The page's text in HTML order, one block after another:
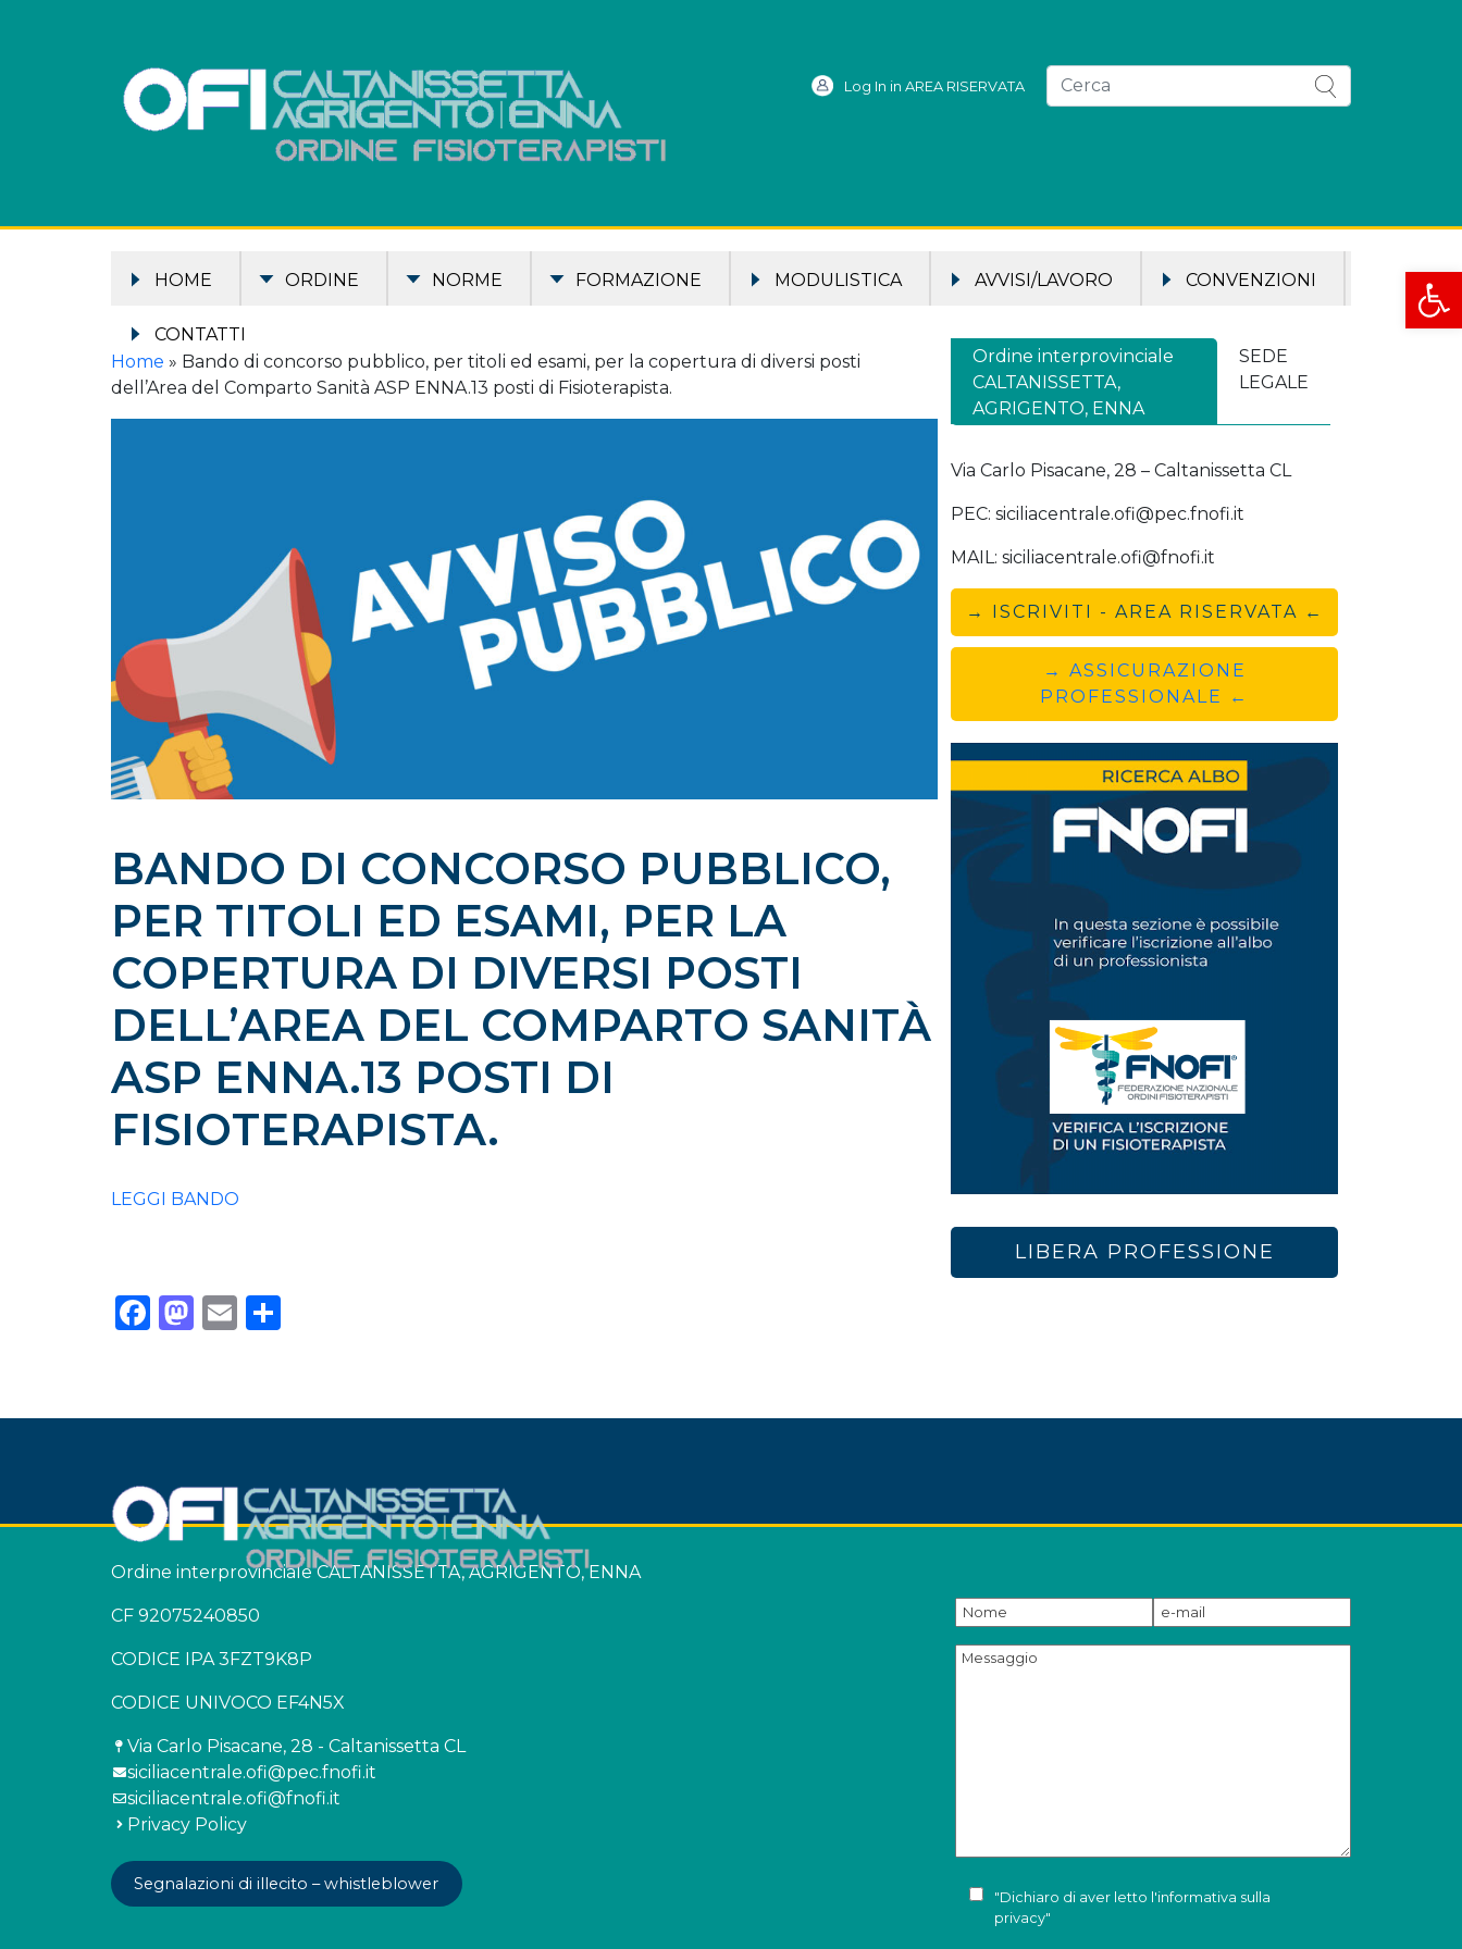
Apri
Log In in AREA RISERVATA
HOME ORDINE NORME FORMAZIONE MODULISTICA AVVISI/LAVORO CONVENZIONI
CONTATTI
Home » Bando di concorso pubblico, per titoli ed esami, per la copertura di diversi posti
dell’Area del Comparto Sanità ASP ENNA.13 posti di Fisioterapista.
BANDO DI CONCORSO PUBBLICO,
PER TITOLI ED ESAMI, PER LA
COPERTURA DI DIVERSI POSTI
DELL’AREA DEL COMPARTO SANITÀ
ASP ENNA.13 POSTI DI
FISIOTERAPISTA.
LEGGI BANDO
Facebook
Mastodon
Email
Ordine interprovinciale
CALTANISSETTA,
AGRIGENTO, ENNA
SEDE
LEGALE
Via Carlo Pisacane, 28 – Caltanissetta CL
PEC: siciliacentrale.ofi@pec.fnofi.it
MAIL: siciliacentrale.ofi@fnofi.it
→ ISCRIVITI - AREA RISERVATA ←
→ ASSICURAZIONE
PROFESSIONALE ←
LIBERA PROFESSIONE
Ordine interprovinciale CALTANISSETTA, AGRIGENTO, ENNA
CF 92075240850
CODICE IPA 3FZT9K8P
CODICE UNIVOCO EF4N5X
Via Carlo Pisacane, 28 - Caltanissetta CL
siciliacentrale.ofi@pec.fnofi.it
siciliacentrale.ofi@fnofi.it
Privacy Policy
Segnalazioni di illecito – whistleblower
"Dichiaro di aver letto l'informativa sulla
privacy"